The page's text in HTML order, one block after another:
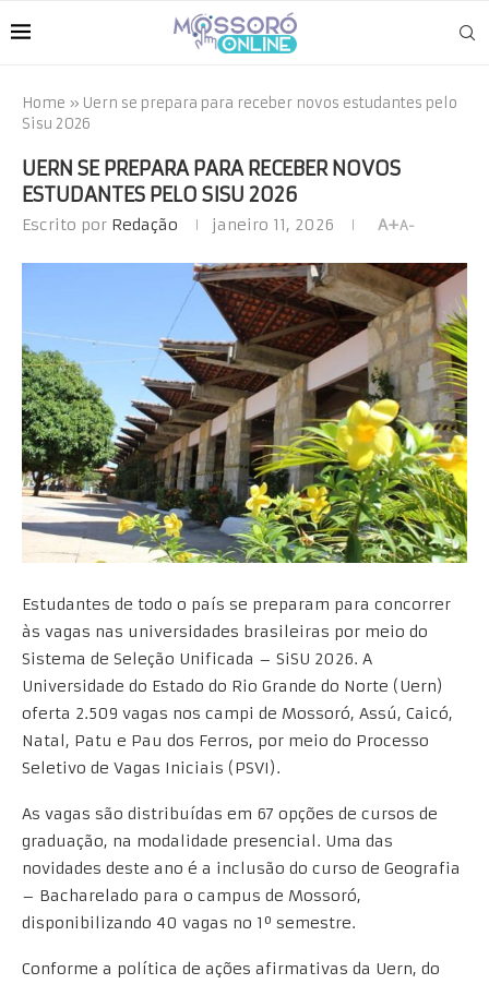
Home » Uern se prepara para receber novos estudantes pelo
Sisu 2026
UERN SE PREPARA PARA RECEBER NOVOS
ESTUDANTES PELO SISU 2026
Escrito por Redação janeiro 11, 2026 A+A-
Estudantes de todo o país se preparam para concorrer
às vagas nas universidades brasileiras por meio do
Sistema de Seleção Unificada – SiSU 2026. A
Universidade do Estado do Rio Grande do Norte (Uern)
oferta 2.509 vagas nos campi de Mossoró, Assú, Caicó,
Natal, Patu e Pau dos Ferros, por meio do Processo
Seletivo de Vagas Iniciais (PSVI).
As vagas são distribuídas em 67 opções de cursos de
graduação, na modalidade presencial. Uma das
novidades deste ano é a inclusão do curso de Geografia
– Bacharelado para o campus de Mossoró,
disponibilizando 40 vagas no 1º semestre.
Conforme a política de ações afirmativas da Uern, do